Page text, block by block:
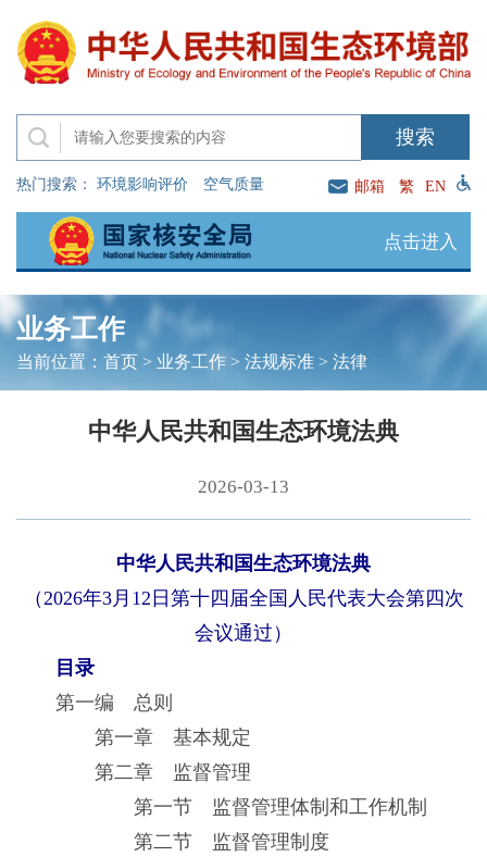
热门搜索： 环境影响评价 空气质量 邮箱 繁 EN
点击进入
业务工作
当前位置： 首页> 业务工作> 法规标准> 法律
中华人民共和国生态环境法典
2026-03-13
中华人民共和国生态环境法典
（2026年3月12日第十四届全国人民代表大会第四次
会议通过）
目录
第一编 总则
第一章 基本规定
第二章 监督管理
第一节 监督管理体制和工作机制
第二节 监督管理制度